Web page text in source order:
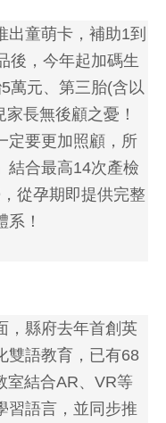
出童萌卡，補助1到
後，今年起加碼生
萬元、第三胎(含以
長無後顧之憂！
定要更加照顧，所
結合最高14次產檢
從孕期即提供完整
！
，縣府去年首創英
雙語教育，已有68
室結合AR、VR等
習語言，並同步推